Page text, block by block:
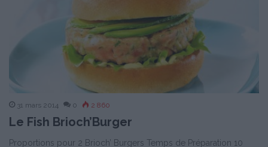
31 mars 2014 0 2 860
Le Fish Brioch’Burger
Proportions pour 2 Brioch’ Burgers Temps de Préparation 10